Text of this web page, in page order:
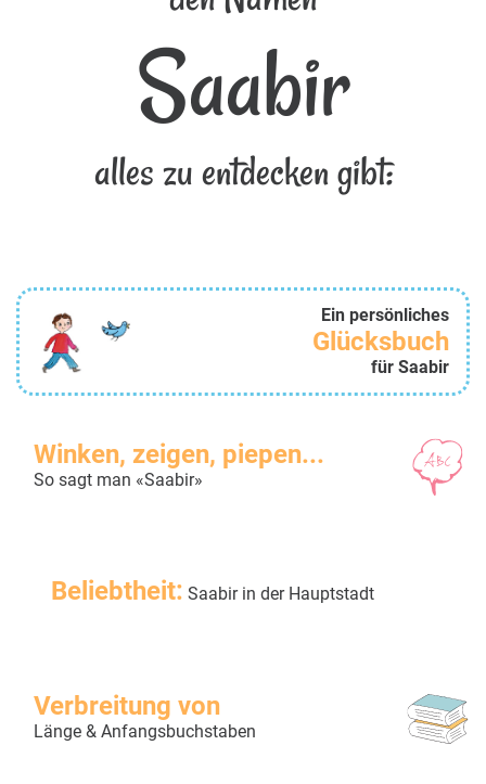
Saabir
alles zu entdecken gibt:
Ein persönliches
Glücksbuch
für Saabir
Winken, zeigen, piepen...
So sagt man «Saabir»
Beliebtheit: Saabir in der Hauptstadt
Verbreitung von
Länge & Anfangsbuchstaben